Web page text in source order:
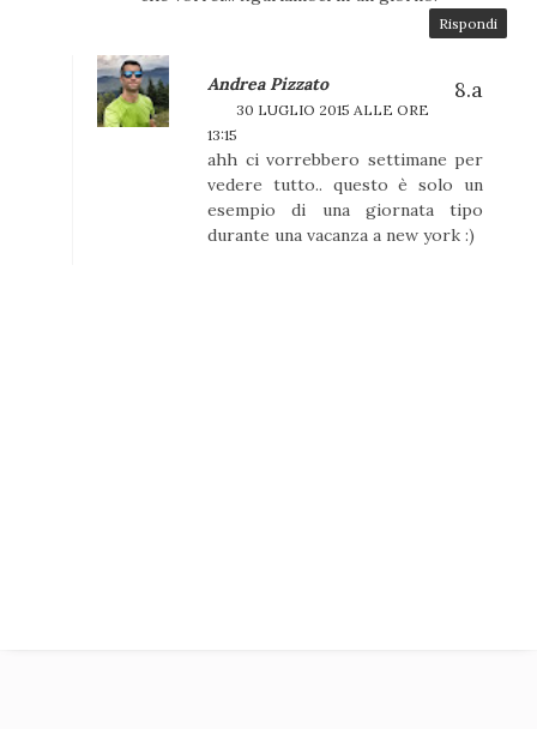
Rispondi
Andrea Pizzato
30 LUGLIO 2015 ALLE ORE
13:15
ahh ci vorrebbero settimane per
vedere tutto.. questo è solo un
esempio di una giornata tipo
durante una vacanza a new york :)